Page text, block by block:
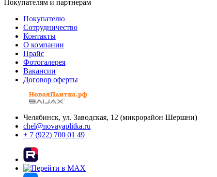
Покупателям и партнерам
Покупателю
Сотрудничество
Контакты
О компании
Прайс
Фотогалерея
Вакансии
Договор оферты
Челябинск, ул. Заводская, 12 (микрорайон Шершни)
chel@novayaplitka.ru
+ 7 (922) 700 01 49